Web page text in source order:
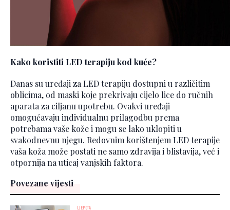
Kako koristiti LED terapiju kod kuće?
Danas su uređaji za LED terapiju dostupni u različitim
oblicima, od maski koje prekrivaju cijelo lice do ručnih
aparata za ciljanu upotrebu. Ovakvi uređaji
omogućavaju individualnu prilagodbu prema
potrebama vaše kože i mogu se lako uklopiti u
svakodnevnu njegu. Redovnim korištenjem LED terapije
vaša koža može postati ne samo zdravija i blistavija, već i
otpornija na uticaj vanjskih faktora.
Povezane vijesti
LJEPOTA